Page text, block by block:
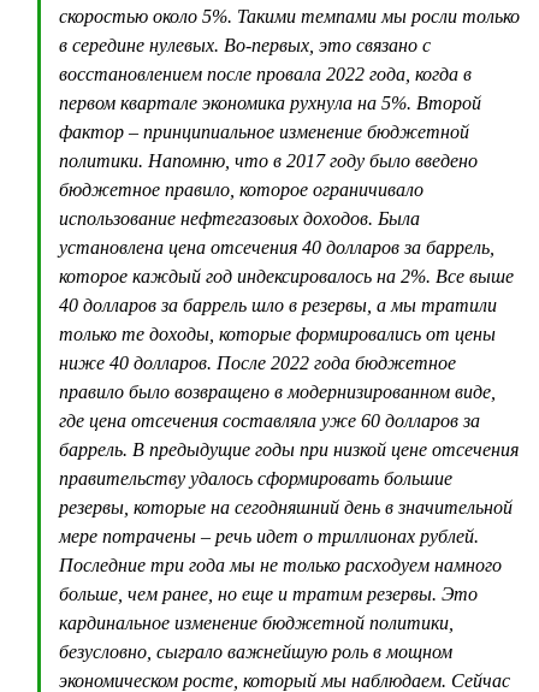
скоростью около 5%. Такими темпами мы росли только
в середине нулевых. Во-первых, это связано с
восстановлением после провала 2022 года, когда в
первом квартале экономика рухнула на 5%. Второй
фактор – принципиальное изменение бюджетной
политики. Напомню, что в 2017 году было введено
бюджетное правило, которое ограничивало
использование нефтегазовых доходов. Была
установлена цена отсечения 40 долларов за баррель,
которое каждый год индексировалось на 2%. Все выше
40 долларов за баррель шло в резервы, а мы тратили
только те доходы, которые формировались от цены
ниже 40 долларов. После 2022 года бюджетное
правило было возвращено в модернизированном виде,
где цена отсечения составляла уже 60 долларов за
баррель. В предыдущие годы при низкой цене отсечения
правительству удалось сформировать большие
резервы, которые на сегодняшний день в значительной
мере потрачены – речь идет о триллионах рублей.
Последние три года мы не только расходуем намного
больше, чем ранее, но еще и тратим резервы. Это
кардинальное изменение бюджетной политики,
безусловно, сыграло важнейшую роль в мощном
экономическом росте, который мы наблюдаем. Сейчас